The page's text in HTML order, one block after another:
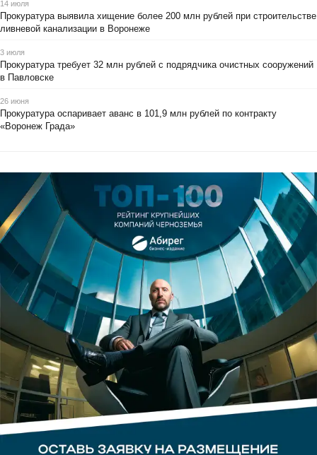
14 июля
Прокуратура выявила хищение более 200 млн рублей при строительстве
ливневой канализации в Воронеже
3 июля
Прокуратура требует 32 млн рублей с подрядчика очистных сооружений
в Павловске
26 июня
Прокуратура оспаривает аванс в 101,9 млн рублей по контракту
«Воронеж Града»